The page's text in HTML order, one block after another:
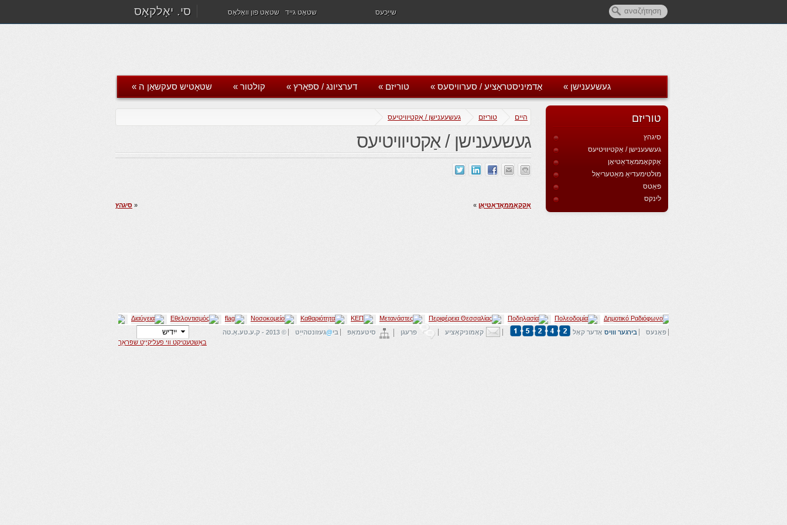
סי. יאָלקאָס שטאָט פון וואָלאָס שטאָט גייד שייַכעס
שטאָטיש סעקשאַן ה » קולטור » דערציונג / ספּאָרץ » טוריזם » אַדמיניסטראַציע / סערוויסעס » געשעענישן »
היים טוריזם געשעענישן / אַקטיוויטיעס
געשעענישן / אַקטיוויטיעס
« סיגהץ אַקקאָממאָדאַטיאָן »
טוריזם
סיגהץ
געשעענישן / אַקטיוויטיעס
אַקקאָממאָדאַטיאָן
מולטימעדיאַ מאַטעריאַל
פּאַטס
לינקס
באַשטעטיקט ווי פעליקייַט שפּראַך
פאָנעס בירגער ווויס אָדער קאָל קאָמוניקאַציע פרעגן סיטעמאַפּ בי@געזונטהייַט © 2013 - ק.ע.טע.אַ.טה